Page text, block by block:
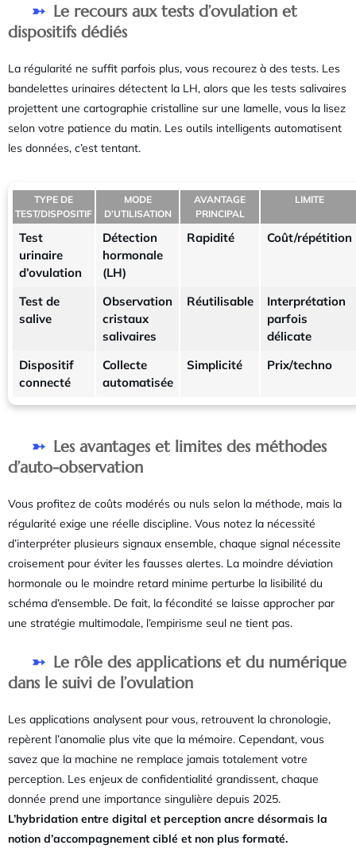
Le recours aux tests d’ovulation et
dispositifs dédiés
La régularité ne suffit parfois plus, vous recourez à des tests. Les
bandelettes urinaires détectent la LH, alors que les tests salivaires
projettent une cartographie cristalline sur une lamelle, vous la lisez
selon votre patience du matin. Les outils intelligents automatisent
les données, c’est tentant.
TYPE DE
TEST/DISPOSITIF
MODE
D’UTILISATION
AVANTAGE
PRINCIPAL
LIMITE
Test
urinaire
d’ovulation
Détection
hormonale
(LH)
Rapidité Coût/répétition
Test de
salive
Observation
cristaux
salivaires
Réutilisable
Interprétation
parfois
délicate
Dispositif
connecté
Collecte
automatisée
Simplicité Prix/techno
Les avantages et limites des méthodes
d’auto-observation
Vous profitez de coûts modérés ou nuls selon la méthode, mais la
régularité exige une réelle discipline. Vous notez la nécessité
d’interpréter plusieurs signaux ensemble, chaque signal nécessite
croisement pour éviter les fausses alertes. La moindre déviation
hormonale ou le moindre retard minime perturbe la lisibilité du
schéma d’ensemble. De fait, la fécondité se laisse approcher par
une stratégie multimodale, l’empirisme seul ne tient pas.
Le rôle des applications et du numérique
dans le suivi de l’ovulation
Les applications analysent pour vous, retrouvent la chronologie,
repèrent l’anomalie plus vite que la mémoire. Cependant, vous
savez que la machine ne remplace jamais totalement votre
perception. Les enjeux de confidentialité grandissent, chaque
donnée prend une importance singulière depuis 2025.
L’hybridation entre digital et perception ancre désormais la
notion d’accompagnement ciblé et non plus formaté.